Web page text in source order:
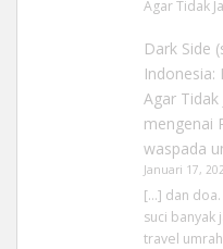
Agar Tidak
Dark Side
Indonesia:
Agar Tidak
mengenai
waspada
Januari 17,
[…] dan
suci banyak
travel